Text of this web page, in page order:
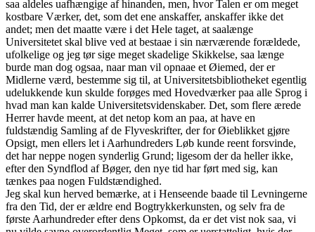
saa aldeles uafhængige af hinanden, men, hvor Talen er om meget
kostbare Værker, det, som det ene anskaffer, anskaffer ikke det
andet; men det maatte være i det Hele taget, at saalænge
Universitetet skal blive ved at bestaae i sin nærværende forældede,
ufolkelige og jeg tør sige meget skadelige Skikkelse, saa længe
burde man dog ogsaa, naar man vil opnaae et Øiemed, der er
Midlerne værd, bestemme sig til, at Universitetsbibliotheket egentlig
udelukkende kun skulde forøges med Hovedværker paa alle Sprog i
hvad man kan kalde Universitetsvidenskaber. Det, som flere ærede
Herrer havde meent, at det netop kom an paa, at have en
fuldstændig Samling af de Flyveskrifter, der for Øieblikket gjøre
Opsigt, men ellers let i Aarhundreders Løb kunde reent forsvinde,
det har neppe nogen synderlig Grund; ligesom der da heller ikke,
efter den Syndflod af Bøger, den nye tid har ført med sig, kan
tænkes paa nogen Fuldstændighed.
Jeg skal kun herved bemærke, at i Henseende baade til Levningerne
fra den Tid, der er ældre end Bogtrykkerkunsten, og selv fra de
første Aarhundreder efter dens Opkomst, da er det vist nok saa, vi